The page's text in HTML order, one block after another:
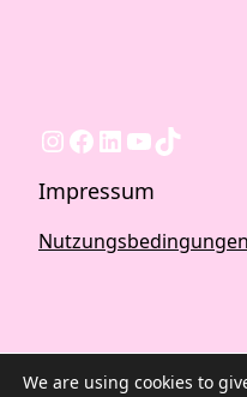
Instagram
Facebook
LinkedIn
YouTube
TikTok
Impressum
Nutzungsbedingungen
We are using cookies to